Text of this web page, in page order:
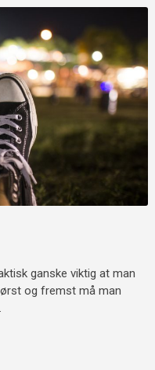
ganske viktig at man
og fremst må man